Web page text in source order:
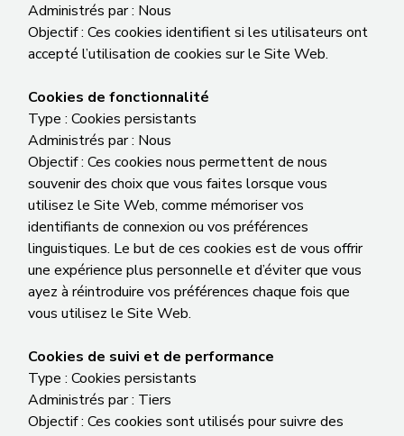
Administrés par : Nous
Objectif : Ces cookies identifient si les utilisateurs ont
accepté l’utilisation de cookies sur le Site Web.
Cookies de fonctionnalité
Type : Cookies persistants
Administrés par : Nous
Objectif : Ces cookies nous permettent de nous
souvenir des choix que vous faites lorsque vous
utilisez le Site Web, comme mémoriser vos
identifiants de connexion ou vos préférences
linguistiques. Le but de ces cookies est de vous offrir
une expérience plus personnelle et d’éviter que vous
ayez à réintroduire vos préférences chaque fois que
vous utilisez le Site Web.
Cookies de suivi et de performance
Type : Cookies persistants
Administrés par : Tiers
Objectif : Ces cookies sont utilisés pour suivre des